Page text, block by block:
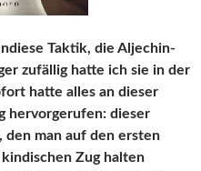
Taktik, die Aljechin-
zufällig hatte ich sie in der
hatte alles an dieser
hervorgerufen: dieser
den man auf den ersten
Zug halten